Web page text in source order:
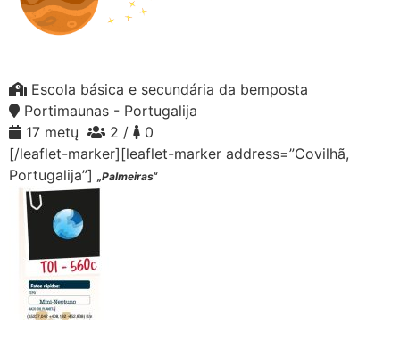
Escola básica e secundária da bemposta
Portimaunas - Portugalija
17 metų
2 /
0
[/leaflet-marker][leaflet-marker address=”Covilhã,
Portugalija”]
„Palmeiras“